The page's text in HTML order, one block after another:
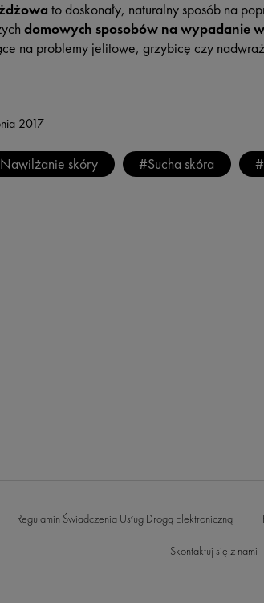
to doskonały, naturalny sposób na
domowych sposobów na wypadanie
na problemy jelitowe, grzybicę czy
2017
skóry #Sucha skóra
Regulamin Świadczenia Usług Drogą Elektroniczną
Skontaktuj się z nami